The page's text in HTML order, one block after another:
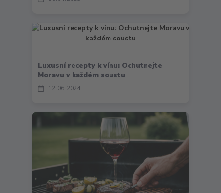
12 06 2024
Luxusní recepty k vínu: Ochutnejte
Moravu v každém soustu